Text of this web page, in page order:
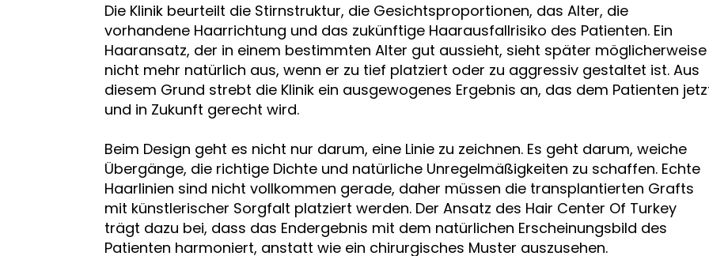
Die Klinik beurteilt die Stirnstruktur, die Gesichtsproportionen, das Alter, die
vorhandene Haarrichtung und das zukünftige Haarausfallrisiko des Patienten. Ein
Haaransatz, der in einem bestimmten Alter gut aussieht, sieht später möglicherweise
nicht mehr natürlich aus, wenn er zu tief platziert oder zu aggressiv gestaltet ist. Aus
diesem Grund strebt die Klinik ein ausgewogenes Ergebnis an, das dem Patienten
und in Zukunft gerecht wird.
Beim Design geht es nicht nur darum, eine Linie zu zeichnen. Es geht darum, weiche
Übergänge, die richtige Dichte und natürliche Unregelmäßigkeiten zu schaffen. Echte
Haarlinien sind nicht vollkommen gerade, daher müssen die transplantierten Grafts
mit künstlerischer Sorgfalt platziert werden. Der Ansatz des Hair Center Of Turkey
trägt dazu bei, dass das Endergebnis mit dem natürlichen Erscheinungsbild des
Patienten harmoniert, anstatt wie ein chirurgisches Muster auszusehen.